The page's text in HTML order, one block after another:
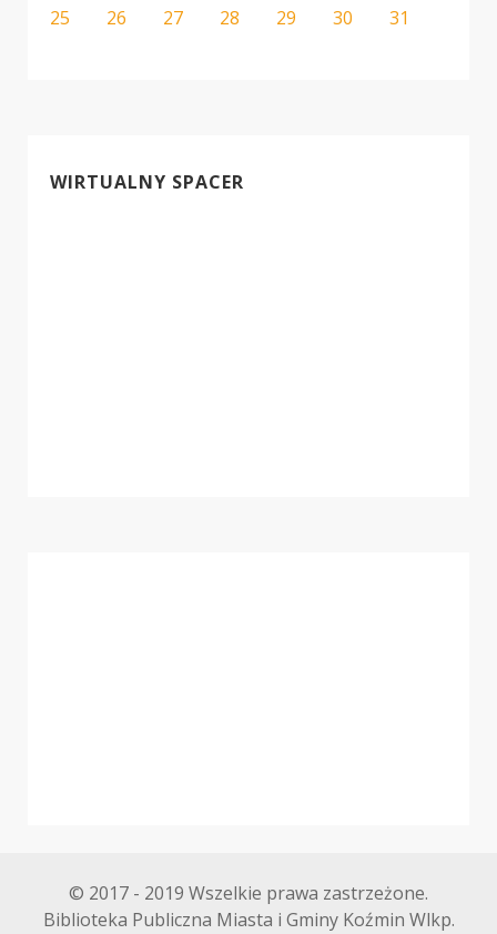
25
26 27 28 29 30 31
WIRTUALNY SPACER
© 2017 - 2019 Wszelkie prawa zastrzeżone.
Biblioteka Publiczna Miasta i Gminy Koźmin Wlkp.